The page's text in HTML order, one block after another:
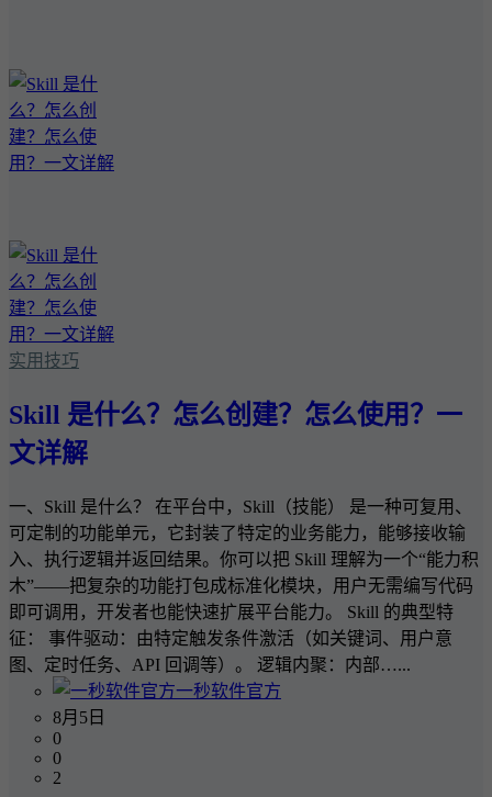
实用技巧
Skill 是什么？怎么创建？怎么使用？一
文详解
一、Skill 是什么？ 在平台中，Skill（技能） 是一种可复用、
可定制的功能单元，它封装了特定的业务能力，能够接收输
入、执行逻辑并返回结果。你可以把 Skill 理解为一个“能力积
木”——把复杂的功能打包成标准化模块，用户无需编写代码
即可调用，开发者也能快速扩展平台能力。 Skill 的典型特
征： 事件驱动：由特定触发条件激活（如关键词、用户意
图、定时任务、API 回调等）。 逻辑内聚：内部…...
一秒软件官方
8月5日
0
0
2